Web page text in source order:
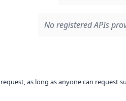
No registered APIs
as long as anyone can request